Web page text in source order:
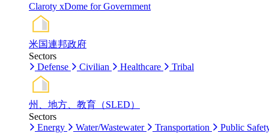
Claroty xDome for Government
米国連邦政府
Sectors
Defense
Civilian Healthcare Tribal
州、地方、教育（SLED）
Sectors
Energy
Water/Wastewater Transportation Public